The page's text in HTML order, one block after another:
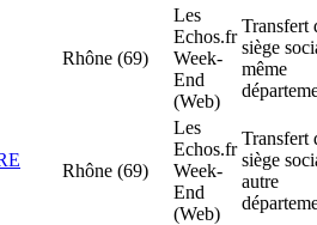
Rhône (69)
Les
Echos.fr
Week-
End
(Web)
Transfert
siège
même
Rhône (69)
Les
Echos.fr
Week-
End
(Web)
Transfert
siège
autre